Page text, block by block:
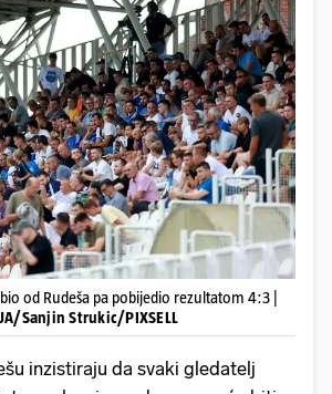
od Rudeša pa pobijedio rezultatom 4:3 |
Sanjin Strukic/PIXSELL
inzistiraju da svaki gledatelj